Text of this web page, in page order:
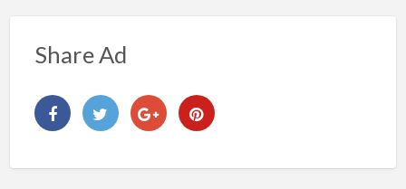
Share Ad